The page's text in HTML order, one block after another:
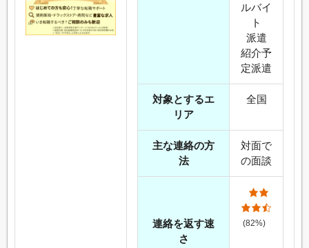
ルバイ
ト
派遣
紹介予
定派遣
対象とするエ
リア
全国
主な連絡の方
法
対面で
の面談
連絡を返す速
さ
(82%)